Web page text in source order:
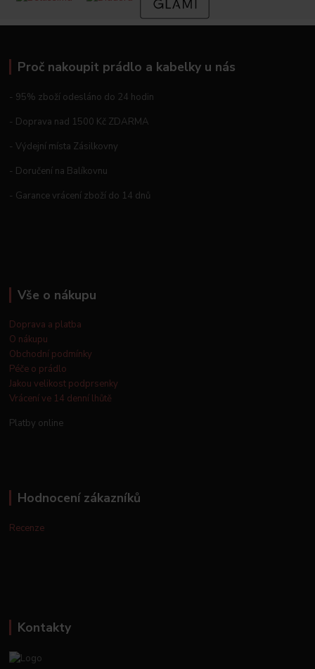
Proč nakoupit prádlo a kabelky u nás
- 95% zboží odesláno do 24 hodin
- Doprava nad 1500 Kč ZDARMA
- Výdejní místa Zásilkovny
- Doručení na Balíkovnu
- Garance vrácení zboží do 14 dnů
Vše o nákupu
Doprava a platba
O nákupu
Obchodní podmínky
Péče o prádlo
Jakou velikost podprsenky
Vrácení ve 14 denní lhůtě
Platby online
Hodnocení zákazníků
Recenze
Kontakty